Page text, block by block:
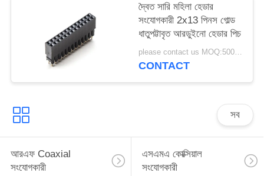
দ্বৈত সারি মহিলা হেডার
সংযোগকারী 2x13 পিনস গোল্ড
ধাতুপট্টাবৃত আরডুইনো হেডার পিচ
please contact us MOQ:5000PCS
CONTACT
সব
আরএফ Coaxial
সংযোগকারী
এসএমএ কোক্সিয়াল
সংযোগকারী